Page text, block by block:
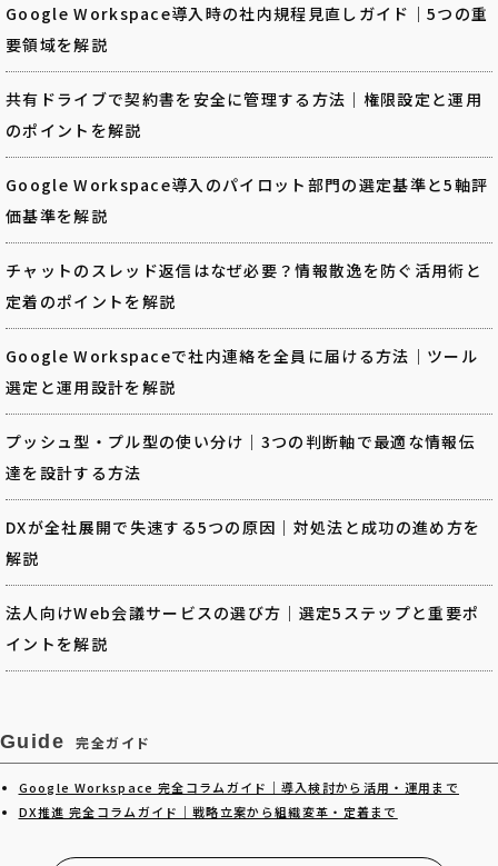
Google Workspace導入時の社内規程見直しガイド｜5つの重
要領域を解説
共有ドライブで契約書を安全に管理する方法｜権限設定と運用
のポイントを解説
Google Workspace導入のパイロット部門の選定基準と5軸評
価基準を解説
チャットのスレッド返信はなぜ必要？情報散逸を防ぐ活用術と
定着のポイントを解説
Google Workspaceで社内連絡を全員に届ける方法｜ツール
選定と運用設計を解説
プッシュ型・プル型の使い分け｜3つの判断軸で最適な情報伝
達を設計する方法
DXが全社展開で失速する5つの原因｜対処法と成功の進め方を
解説
法人向けWeb会議サービスの選び方｜選定5ステップと重要ポ
イントを解説
Guide 完全ガイド
Google Workspace 完全コラムガイド｜導入検討から活用・運用まで
DX推進 完全コラムガイド｜戦略立案から組織変革・定着まで